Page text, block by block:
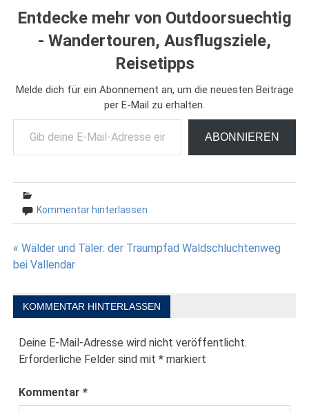
Entdecke mehr von Outdoorsuechtig
- Wandertouren, Ausflugsziele,
Reisetipps
Melde dich für ein Abonnement an, um die neuesten Beiträge
per E-Mail zu erhalten.
Gib deine E-Mail-Adresse ein ...
ABONNIEREN
Kommentar hinterlassen
Beitragsnavigation
« Wälder und Täler: der Traumpfad Waldschluchtenweg
bei Vallendar
KOMMENTAR HINTERLASSEN
Deine E-Mail-Adresse wird nicht veröffentlicht.
Erforderliche Felder sind mit* markiert
Kommentar*